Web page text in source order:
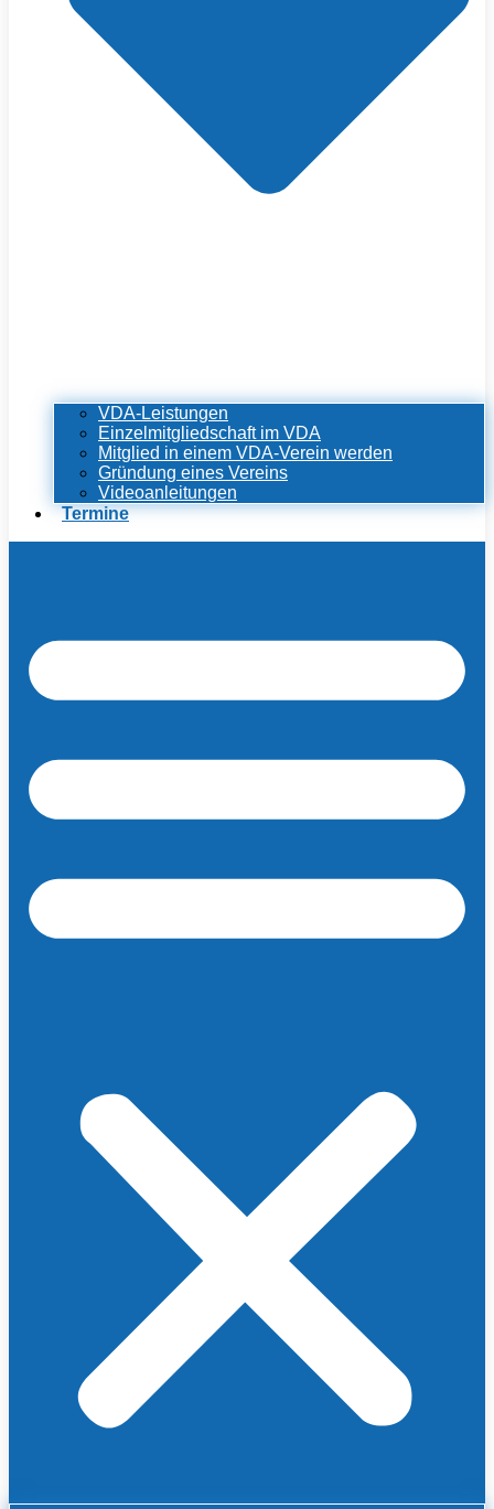
VDA-Leistungen
Einzelmitgliedschaft im VDA
Mitglied in einem VDA-Verein werden
Gründung eines Vereins
Videoanleitungen
Termine